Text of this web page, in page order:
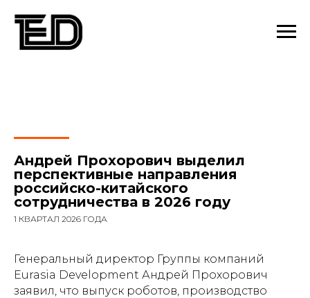
Андрей Прохорович выделил
перспективные направления
российско-китайского
сотрудничества в 2026 году
1 КВАРТАЛ 2026 ГОДА
Генеральный директор Группы компаний
Eurasia Development Андрей Прохорович
заявил, что выпуск роботов, производство